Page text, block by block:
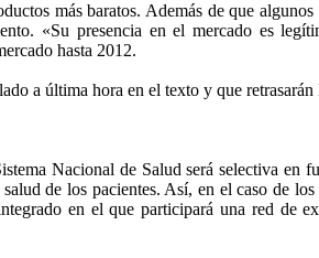
más baratos. Además de que
«Su presencia en el mercado es
hasta 2012.
a última hora en el texto y que
Nacional de Salud será selectiva en
de los pacientes. Así, en el caso de
en el que participará una red de